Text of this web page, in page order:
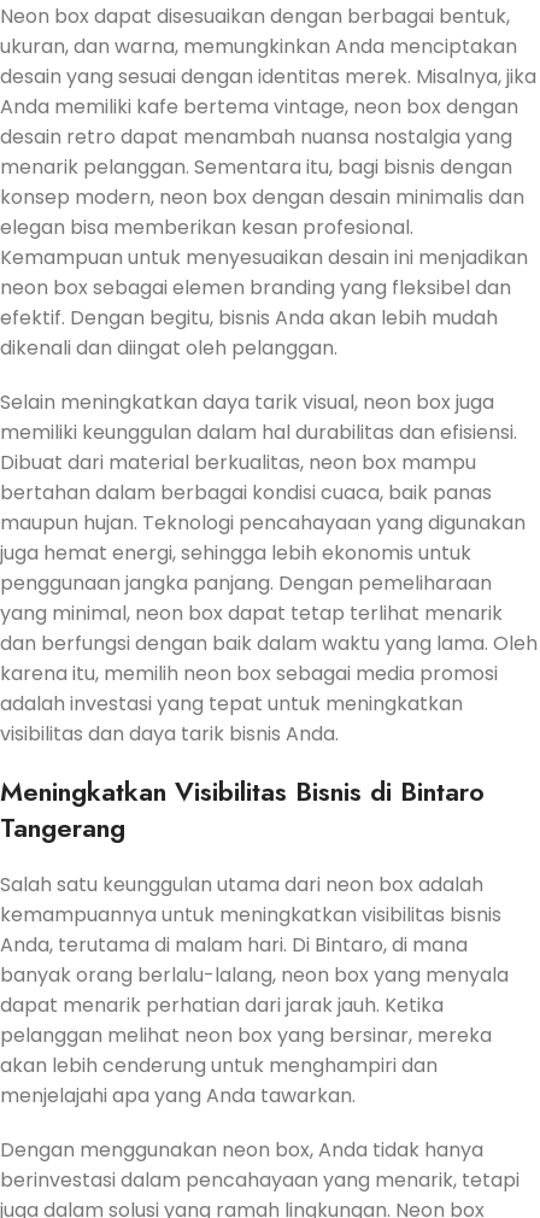
Neon box dapat disesuaikan dengan berbagai bentuk,
ukuran, dan warna, memungkinkan Anda menciptakan
desain yang sesuai dengan identitas merek. Misalnya, jika
Anda memiliki kafe bertema vintage, neon box dengan
desain retro dapat menambah nuansa nostalgia yang
menarik pelanggan. Sementara itu, bagi bisnis dengan
konsep modern, neon box dengan desain minimalis dan
elegan bisa memberikan kesan profesional.
Kemampuan untuk menyesuaikan desain ini menjadikan
neon box sebagai elemen branding yang fleksibel dan
efektif. Dengan begitu, bisnis Anda akan lebih mudah
dikenali dan diingat oleh pelanggan.
Selain meningkatkan daya tarik visual, neon box juga
memiliki keunggulan dalam hal durabilitas dan efisiensi.
Dibuat dari material berkualitas, neon box mampu
bertahan dalam berbagai kondisi cuaca, baik panas
maupun hujan. Teknologi pencahayaan yang digunakan
juga hemat energi, sehingga lebih ekonomis untuk
penggunaan jangka panjang. Dengan pemeliharaan
yang minimal, neon box dapat tetap terlihat menarik
dan berfungsi dengan baik dalam waktu yang lama. Oleh
karena itu, memilih neon box sebagai media promosi
adalah investasi yang tepat untuk meningkatkan
visibilitas dan daya tarik bisnis Anda.
Meningkatkan Visibilitas Bisnis di Bintaro
Tangerang
Salah satu keunggulan utama dari neon box adalah
kemampuannya untuk meningkatkan visibilitas bisnis
Anda, terutama di malam hari. Di Bintaro, di mana
banyak orang berlalu-lalang, neon box yang menyala
dapat menarik perhatian dari jarak jauh. Ketika
pelanggan melihat neon box yang bersinar, mereka
akan lebih cenderung untuk menghampiri dan
menjelajahi apa yang Anda tawarkan.
Dengan menggunakan neon box, Anda tidak hanya
berinvestasi dalam pencahayaan yang menarik, tetapi
juga dalam solusi yang ramah lingkungan. Neon box